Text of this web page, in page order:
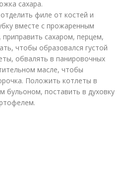
сахара.
филе от костей и
вместе с прожаренным
сахаром, перцем,
чтобы образовался густой
обвалять в панировочных
масле, чтобы
Положить котлеты в
бульоном, поставить в духовку